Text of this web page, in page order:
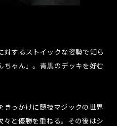
するストイックな姿勢で知ら
ちゃん」。青黒のデッキを好む
っかけに競技マジックの世界
々と優勝を重ねる。その後はシ